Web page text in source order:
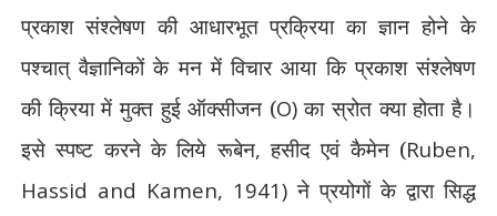
प्रकाश संश्लेषण की आधारभूत प्रक्रिया का ज्ञान होने के
पश्चात् वैज्ञानिकों के मन में विचार आया कि प्रकाश संश्लेषण
कीक्रिया में मुक्त हुई ऑक्सीजन (O)का स्रोत क्या होता है।
इसे स्पष्ट करने के लिये रूबेन,हसीद एवं कैमेन (Ruben,
Hassid and Kamen, 1941)ने प्रयोगों के द्वारा सिद्ध